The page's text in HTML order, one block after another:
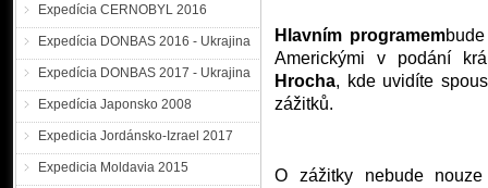
Expedícia CERNOBYL 2016
Expedícia DONBAS 2016 - Ukrajina
Expedícia DONBAS 2017 - Ukrajina
Expedícia Japonsko 2008
Expedicia Jordánsko-Izrael 2017
Expedicia Moldavia 2015
Hlavním programem
Americkými v podání
Hrocha, kde uvidíte
zážitků.
O zážitky nebude